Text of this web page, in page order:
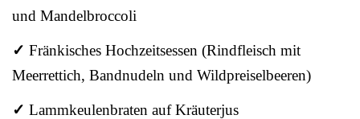
und Mandelbroccoli
✓ Fränkisches Hochzeitsessen (Rindfleisch mit
Meerrettich, Bandnudeln und Wildpreiselbeeren)
✓ Lammkeulenbraten auf Kräuterjus